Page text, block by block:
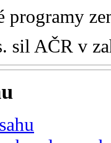
programy
sil AČR v